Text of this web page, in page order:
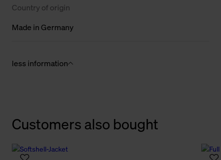
Country of origin
Made in Germany
less information
Customers also bought